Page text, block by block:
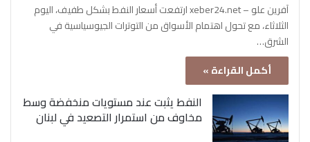
آفرين علو – xeber24.net ارتفعت أسعار النفط بشكل طفيف، اليوم
الثلاثاء، مع تحول اهتمام الأسواق من التوترات الجيوسياسية في
الشرق…
أكمل القراءة »
النفط يثبت عند مستويات منخفضة وسط
مخاوف من استمرار التصعيد في لبنان